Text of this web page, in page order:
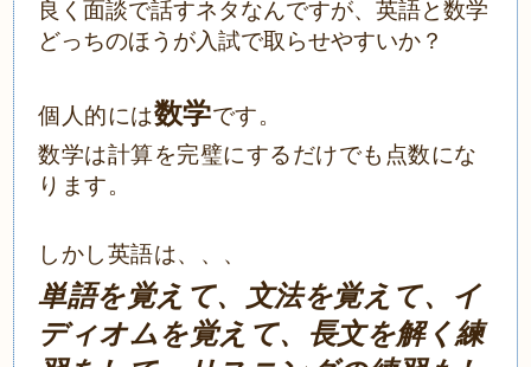
良く面談で話すネタなんですが、英語と数学
どっちのほうが入試で取らせやすいか？
個人的には数学です。
数学は計算を完璧にするだけでも点数にな
ります。
しかし英語は、、、
単語を覚えて、文法を覚えて、イ
ディオムを覚えて、長文を解く練